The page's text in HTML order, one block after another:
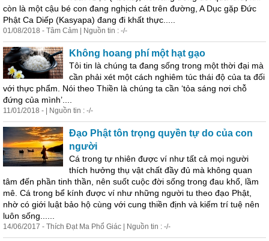
còn là một cậu bé con đang nghịch cát trên đường, A Dục gặp Đức
Phật Ca Diếp (Kasyapa) đang đi khất thực.....
01/08/2018 - Tâm Cảm | Nguồn tin : -/-
Không hoang phí một hạt gạo
Tôi tin là chúng ta đang sống trong một thời đại mà
cần phải xét một cách nghiêm túc thái độ của ta đối
với thực phẩm. Nói theo Thiền là chúng ta cần ‘tỏa sáng nơi chỗ
đứng của mình’....
11/01/2018 - | Nguồn tin : -/-
Đạo Phật tôn trọng quyền tự do của con
người
Cá trong tự nhiên được ví như tất cả mọi người
thích hưởng thụ vật chất đầy đủ mà không quan
tâm đến phần tinh thần, nên suốt cuộc đời sống trong đau khổ, lầm
mê. Cá trong bể kính được ví như những người tu theo đạo Phật,
nhờ có giới luật bảo hộ cùng với cung thiền định và kiếm trí tuệ nên
luôn sống......
14/06/2017 - Thích Đạt Ma Phổ Giác | Nguồn tin : -/-